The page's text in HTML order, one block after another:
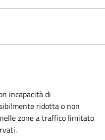
incapacità di
ridotta o non
zone a traffico limitato